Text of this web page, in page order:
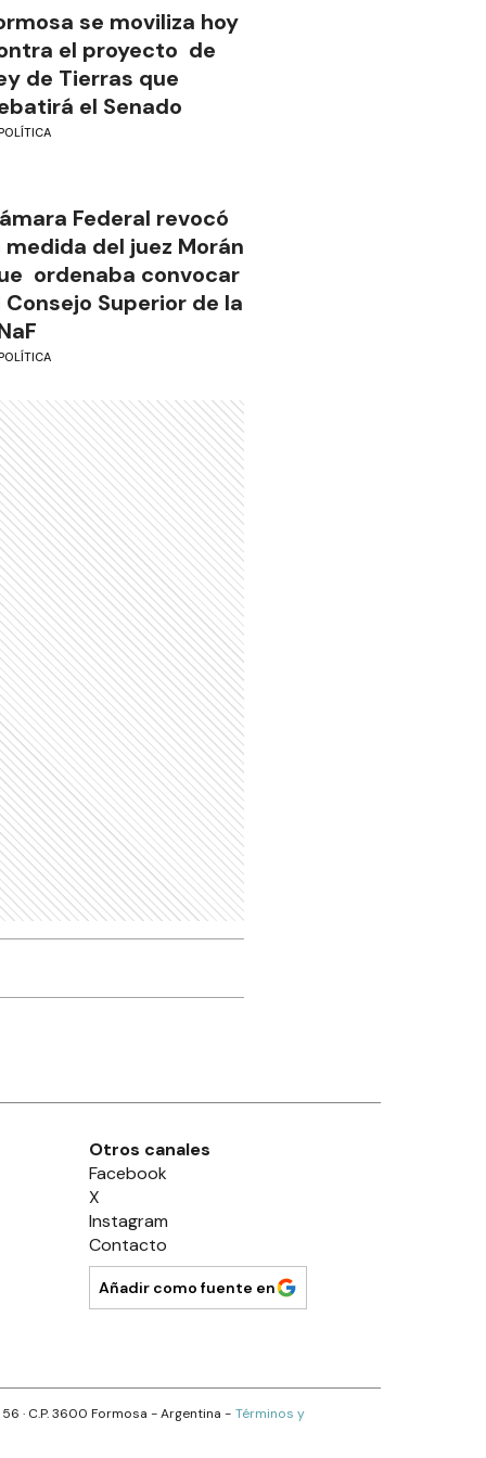
se moviliza hoy
el proyecto de
de Tierras que
el Senado
Federal revocó
medida del juez Morán
ordenaba convocar
Consejo Superior de la
Otros canales
Facebook
X
Instagram
Contacto
Añadir como fuente en
56 · C.P.3600 Formosa - Argentina - Términos y